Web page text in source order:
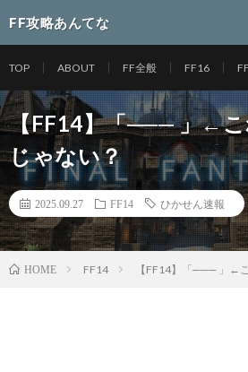
FF攻略あんてな
TOP ABOUT FF全般 FF16
【FF14】「─── 」←こ
じゃない？
2025.09.27 FF14 ひかせん速報
HOME FF14 【FF14】「─── 」←